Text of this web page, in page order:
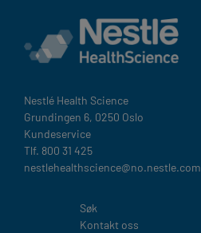
Nestlé Health Science​
Grundingen 6, 0250 Oslo
Kundeservice
Tlf. 800 31 425
nestlehealthscience@no.nestle.com​
Legal
Søk
Kontakt oss